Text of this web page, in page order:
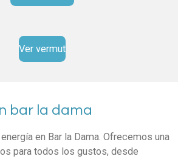
Ver vermut
bar la dama
en Bar la Dama. Ofrecemos una
para todos los gustos, desde